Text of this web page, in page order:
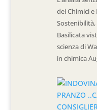
dei Chimici e
Basilicata
scienza di
in chimica